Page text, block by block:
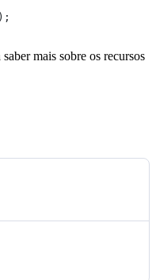
);
saber mais sobre os recursos